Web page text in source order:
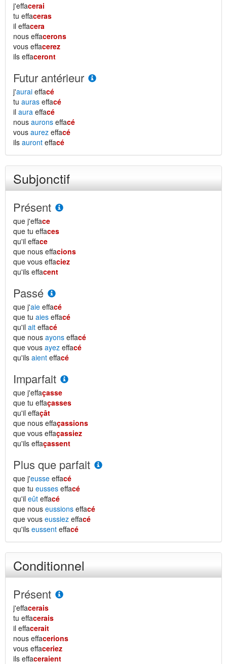
j'effacerai
tu effaceras
il effacera
nous effacerons
vous effacerez
ils effaceront
Futur antérieur
j'aurai effacé
tu auras effacé
il aura effacé
nous aurons effacé
vous aurez effacé
ils auront effacé
Subjonctif
Présent
que j'efface
que tu effaces
qu'il efface
que nous effacions
que vous effaciez
qu'ils effacent
Passé
que j'aie effacé
que tu aies effacé
qu'il ait effacé
que nous ayons effacé
que vous ayez effacé
qu'ils aient effacé
Imparfait
que j'effaçasse
que tu effaçasses
qu'il effaçât
que nous effaçassions
que vous effaçassiez
qu'ils effaçassent
Plus que parfait
que j'eusse effacé
que tu eusses effacé
qu'il eût effacé
que nous eussions effacé
que vous eussiez effacé
qu'ils eussent effacé
Conditionnel
Présent
j'effacerais
tu effacerais
il effacerait
nous effacerions
vous effaceriez
ils effaceraient